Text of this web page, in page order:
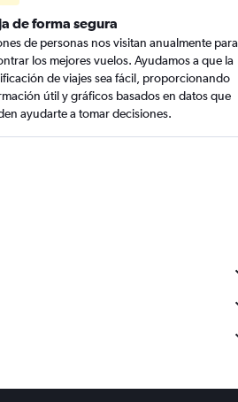
de forma segura
de personas nos visitan anualmente para
los mejores vuelos. Ayudamos a que la
de viajes sea fácil, proporcionando
útil y gráficos basados en datos que
ayudarte a tomar decisiones.